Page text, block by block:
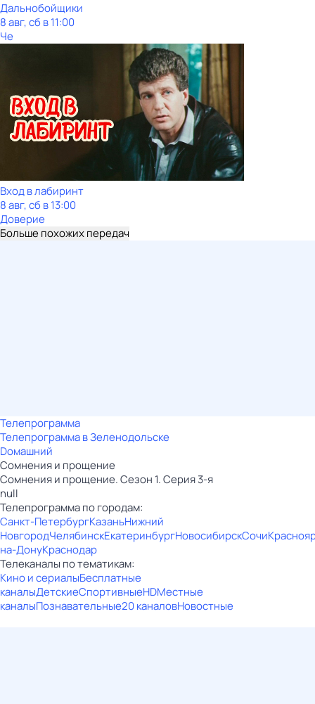
Дальнобойщики
8 авг, сб в 11:00
Че
Вход в лабиринт
8 авг, сб в 13:00
Доверие
Больше похожих передач
Телепрограмма
Телепрограмма в Зеленодольске
Dомашний
Сомнения и прощение
Сомнения и прощение. Сезон 1. Серия 3-я
null
Телепрограмма по городам:
Санкт-ПетербургКазаньНижний
НовгородЧелябинскЕкатеринбургНовосибирскСочи
на-ДонуКраснодар
Телеканалы по тематикам:
Кино и сериалыБесплатные
каналыДетскиеСпортивныеHDМестные
каналыПознавательные20 каналовНовостные